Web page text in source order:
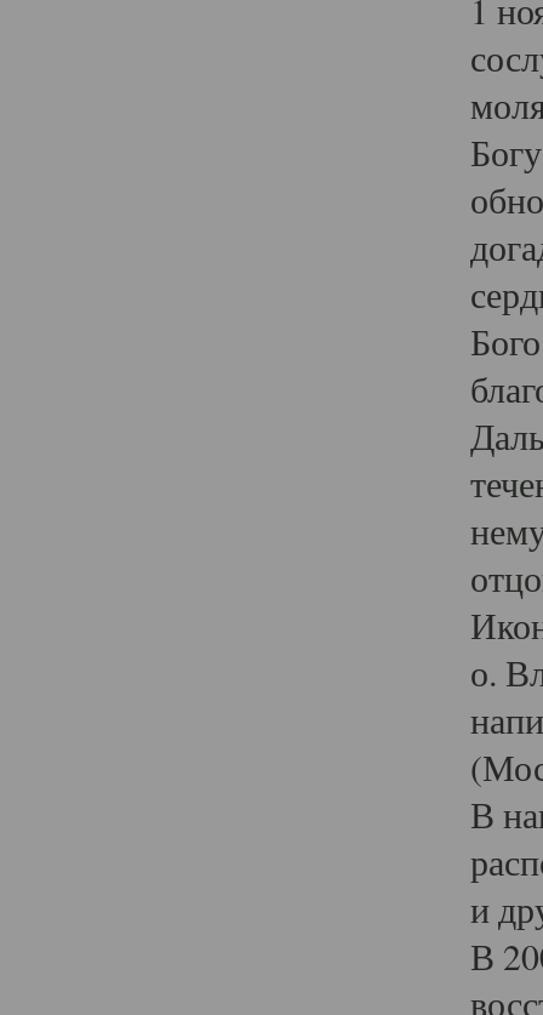
1
о.
В
и
В